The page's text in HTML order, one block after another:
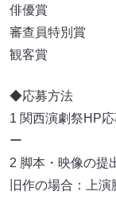
俳優賞
審查員特別賞
観客賞
◆応募方法
1 関西演劇祭HP
ー
2 脚本・映像の提
旧作の場合：上